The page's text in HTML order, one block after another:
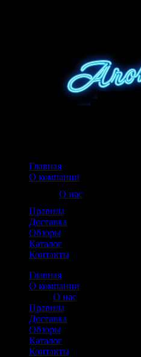
Главная
О компании
О нас
Правила
Доставка
Обзоры
Каталог
Контакты
Главная
О компании
О нас
Правила
Доставка
Обзоры
Каталог
Контакты